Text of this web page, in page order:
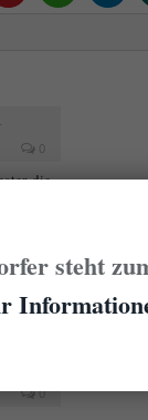
0
die
0
steht